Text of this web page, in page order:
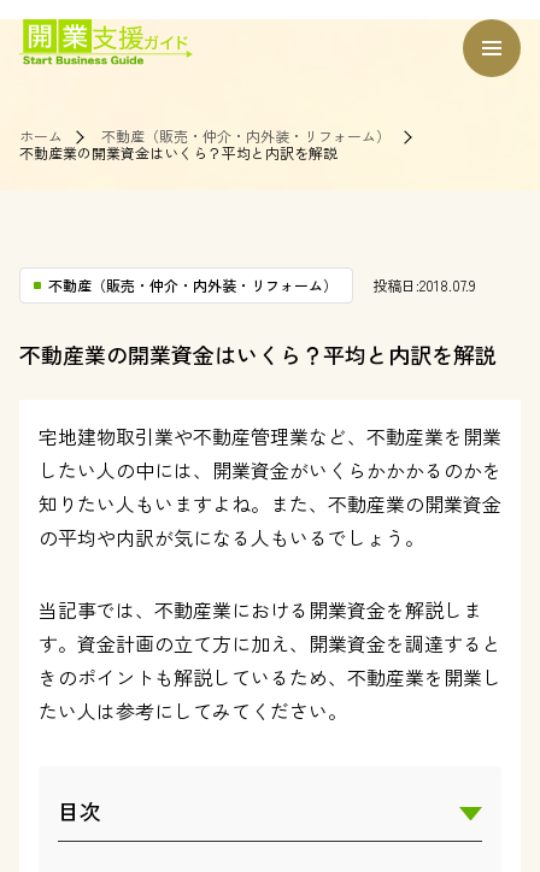
ホーム
不動産（販売・仲介・内外装・リフォーム）
不動産業の開業資金はいくら？平均と内訳を解説
不動産（販売・仲介・内外装・リフォーム） 投稿日:2018.07.9
不動産業の開業資金はいくら？平均と内訳を解説
宅地建物取引業や不動産管理業など、不動産業を開業
したい人の中には、開業資金がいくらかかかるのかを
知りたい人もいますよね。また、不動産業の開業資金
の平均や内訳が気になる人もいるでしょう。
当記事では、不動産業における開業資金を解説しま
す。資金計画の立て方に加え、開業資金を調達すると
きのポイントも解説しているため、不動産業を開業し
たい人は参考にしてみてください。
目次